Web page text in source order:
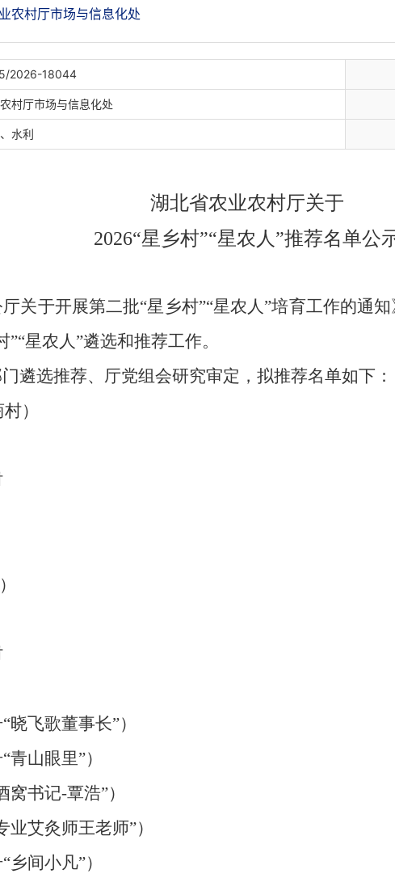
农村厅市场与信息化处
2026-18044
村厅市场与信息化处
水利
湖北省农业农村厅关于
2026“星乡村”“星农人”推荐名单公
关于开展第二批“星乡村”“星农人 ”培育工作的通
”“星农人 ”遴选和推荐工作。
遴选推荐、厅党组会研究审定，拟推荐名单如下：
）
“晓飞歌董事长”）
“青山眼里”）
窝书记-覃浩”）
业艾灸师王老师”）
“乡间小凡”）